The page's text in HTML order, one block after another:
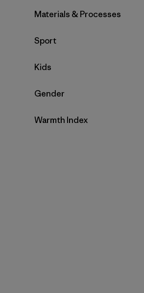
Filtrar por
Materials & Processes
Filtrar por
Sport
Filtrar por
Kids
Filtrar por
Gender
Filtrar por
Warmth Index